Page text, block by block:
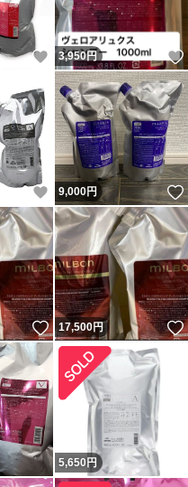
いいね！
3,950円
いいね！
9,000円
いいね！
17,500円
5,650 円